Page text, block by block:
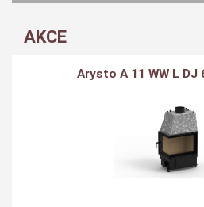
AKCE
Arysto A 11 WW L DJ